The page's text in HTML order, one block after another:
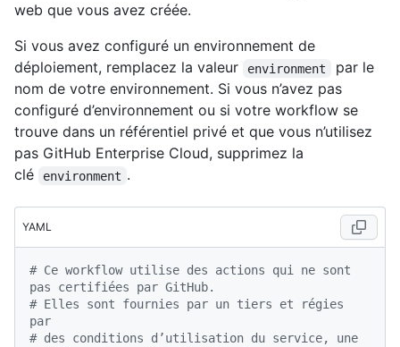
web que vous avez créée.
Si vous avez configuré un environnement de
déploiement, remplacez la valeur
environment
par le
nom de votre environnement. Si vous n’avez pas
configuré d’environnement ou si votre workflow se
trouve dans un référentiel privé et que vous n’utilisez
pas GitHub Enterprise Cloud, supprimez la
clé
environment .
YAML
# Ce workflow utilise des actions qui ne sont
pas certifiées par GitHub.
# Elles sont fournies par un tiers et régies
par
# des conditions d’utilisation du service, une